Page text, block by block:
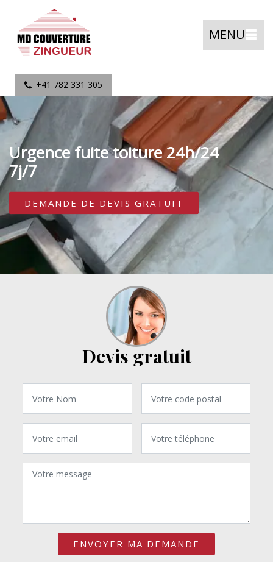
MENU
+41 782 331 305
Urgence fuite toiture 24h/24
7j/7
DEMANDE DE DEVIS GRATUIT
Devis gratuit